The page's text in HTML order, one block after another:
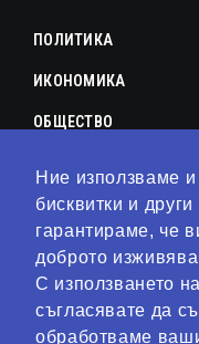
Ние използваме
бисквитки и
гарантираме, че
доброто
С използването
съгласявате да
обработваме
ПОЛИТИКА
ИКОНОМИКА
ОБЩЕСТВО
КУЛТУРА
ЛАЙФСТАЙЛ
ТЕХНОЛОГИИ
АНАЛИЗИ